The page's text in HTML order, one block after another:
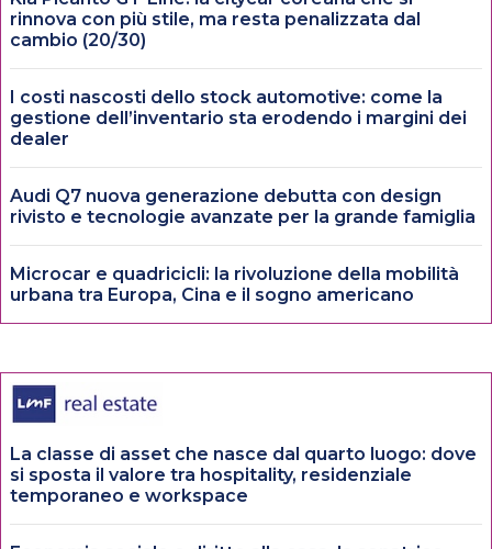
rinnova con più stile, ma resta penalizzata dal
cambio (20/30)
I costi nascosti dello stock automotive: come la
gestione dell’inventario sta erodendo i margini dei
dealer
Audi Q7 nuova generazione debutta con design
rivisto e tecnologie avanzate per la grande famiglia
Microcar e quadricicli: la rivoluzione della mobilità
urbana tra Europa, Cina e il sogno americano
La classe di asset che nasce dal quarto luogo: dove
si sposta il valore tra hospitality, residenziale
temporaneo e workspace